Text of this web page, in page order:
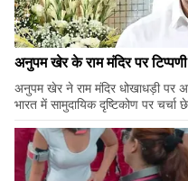
अनुपम खेर के राम मंदिर पर
अनुपम खेर ने राम मंदिर धोखाधड़ी पर
भारत में सामुदायिक दृष्टिकोण पर चर्चा